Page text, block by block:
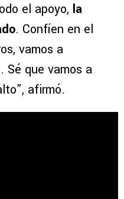
el apoyo, la
. Confíen en el
vamos a
Sé que vamos a
afirmó.